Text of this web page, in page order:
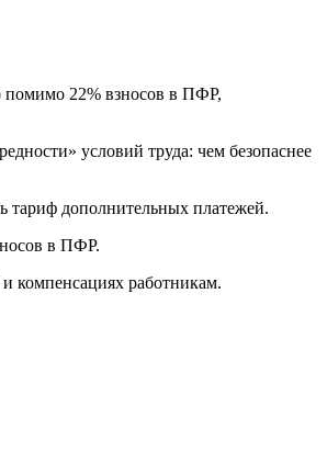
помимо 22% взносов в ПФР,
условий труда: чем безопаснее
тариф дополнительных платежей.
в ПФР.
компенсациях работникам.